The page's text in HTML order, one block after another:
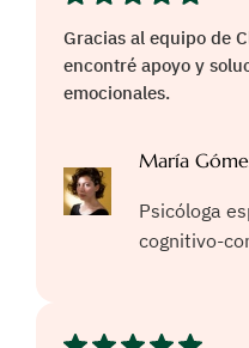
Gracias al equipo de
encontré apoyo y
emocionales.
María
Psicóloga
cognitivo-